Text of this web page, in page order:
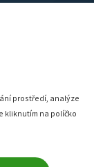
prostředí, analýze
kliknutím na políčko